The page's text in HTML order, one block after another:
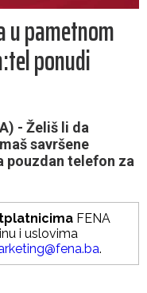
u pametnom
ponudi
- Želiš li da
savršene
pouzdan telefon za
FENA
i uslovima
.